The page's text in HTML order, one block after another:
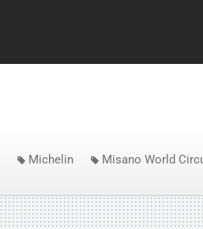
Michelin Misano World